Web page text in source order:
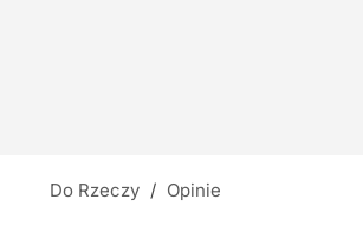
Do Rzeczy / Opinie